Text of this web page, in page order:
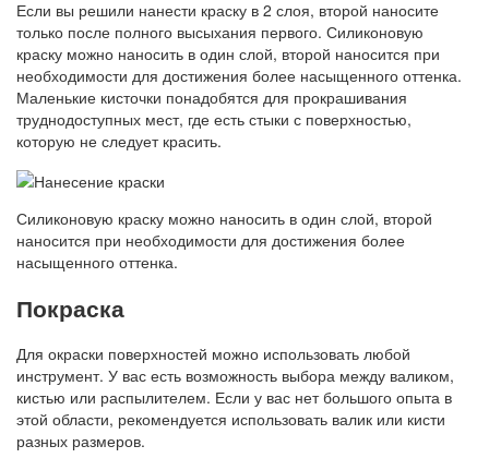
Если вы решили нанести краску в 2 слоя, второй наносите
только после полного высыхания первого. Силиконовую
краску можно наносить в один слой, второй наносится при
необходимости для достижения более насыщенного оттенка.
Маленькие кисточки понадобятся для прокрашивания
труднодоступных мест, где есть стыки с поверхностью,
которую не следует красить.
Силиконовую краску можно наносить в один слой, второй
наносится при необходимости для достижения более
насыщенного оттенка.
Покраска
Для окраски поверхностей можно использовать любой
инструмент. У вас есть возможность выбора между валиком,
кистью или распылителем. Если у вас нет большого опыта в
этой области, рекомендуется использовать валик или кисти
разных размеров.